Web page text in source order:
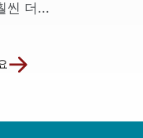
씬 더...